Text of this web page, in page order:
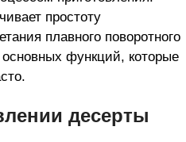
простоту
плавного поворотного
функций, которые
десерты